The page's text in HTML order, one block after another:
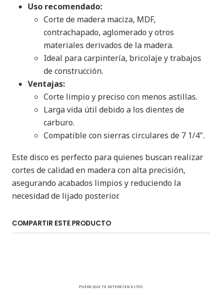
Uso recomendado:
Corte de madera maciza, MDF,
contrachapado, aglomerado y otros
materiales derivados de la madera.
Ideal para carpintería, bricolaje y trabajos
de construcción.
Ventajas:
Corte limpio y preciso con menos astillas.
Larga vida útil debido a los dientes de
carburo.
Compatible con sierras circulares de 7 1/4".
Este disco es perfecto para quienes buscan realizar
cortes de calidad en madera con alta precisión,
asegurando acabados limpios y reduciendo la
necesidad de lijado posterior.
COMPARTIR ESTE PRODUCTO
PUEDE QUE TE INTERESEN ESTOS